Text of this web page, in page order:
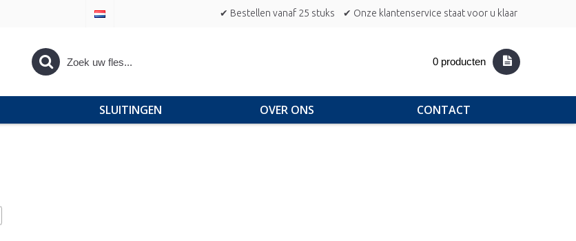
✔ Bestellen vanaf 25 stuks ✔ Onze klantenservice staat voor u klaar
0 producten
SLUITINGEN OVER ONS CONTACT